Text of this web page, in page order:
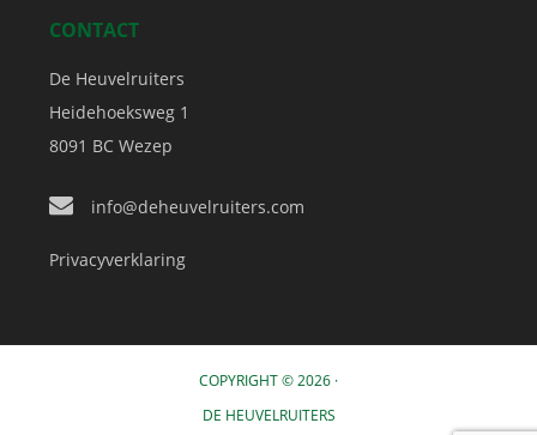
CONTACT
De Heuvelruiters
Heidehoeksweg 1
8091 BC Wezep
info@deheuvelruiters.com
Privacyverklaring
COPYRIGHT © 2026 ·
DE HEUVELRUITERS